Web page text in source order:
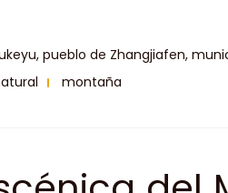
pueblo de Zhangjiafen,
montaña